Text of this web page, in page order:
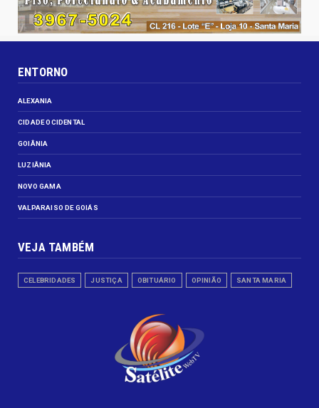
ENTORNO
ALEXANIA
CIDADE OCIDENTAL
GOIÂNIA
LUZIÂNIA
NOVO GAMA
VALPARAISO DE GOIÁS
VEJA TAMBÉM
CELEBRIDADES JUSTIÇA OBITUÁRIO OPINIÃO SANTA MARIA